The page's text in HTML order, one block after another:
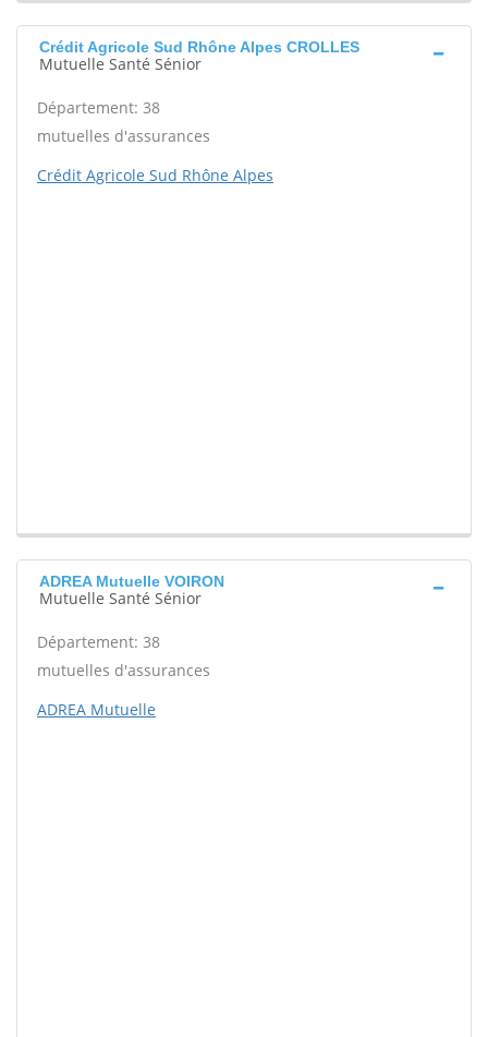
Crédit Agricole Sud Rhône Alpes CROLLES
Mutuelle Santé Sénior
Département: 38
mutuelles d'assurances
Crédit Agricole Sud Rhône Alpes
ADREA Mutuelle VOIRON
Mutuelle Santé Sénior
Département: 38
mutuelles d'assurances
ADREA Mutuelle